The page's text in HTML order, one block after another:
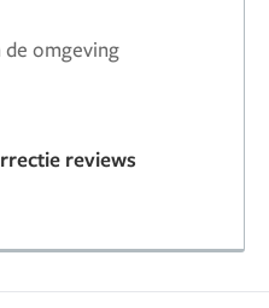
de omgeving
reviews